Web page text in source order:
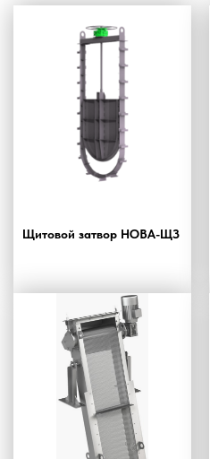
Щитовой затвор НОВА-ЩЗ